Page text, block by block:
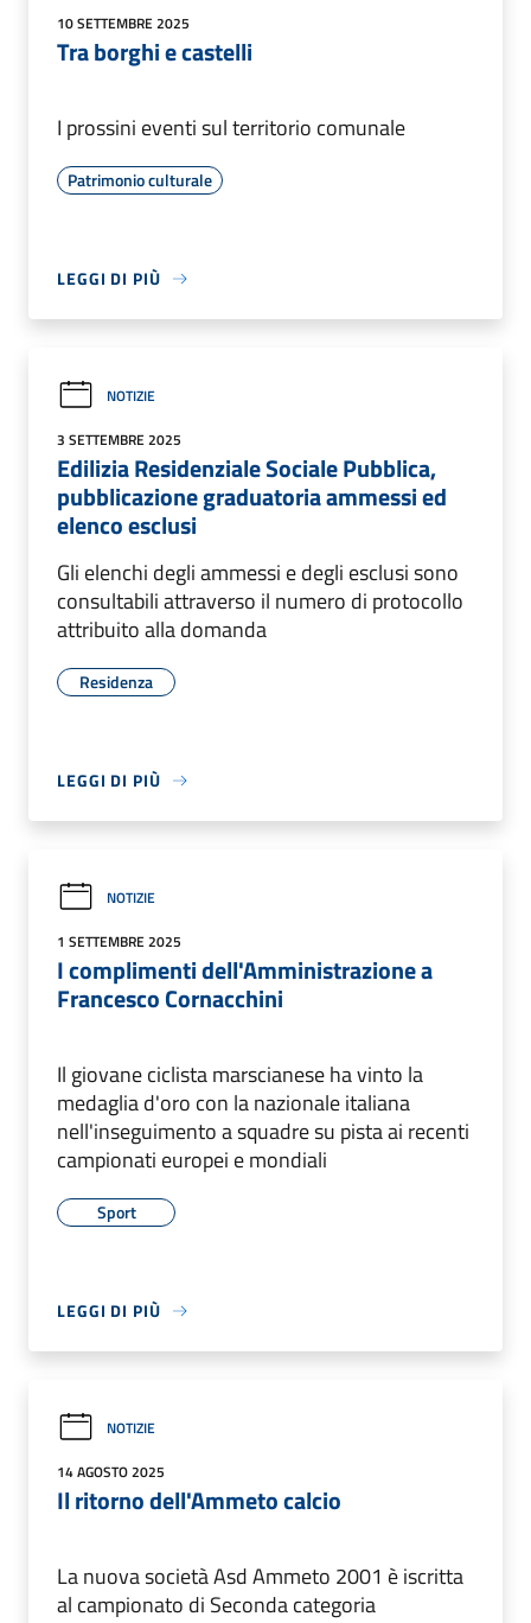
10 SETTEMBRE 2025
Tra borghi e castelli
I prossini eventi sul territorio comunale
Patrimonio culturale
LEGGI DI PIÙ
NOTIZIE
3 SETTEMBRE 2025
Edilizia Residenziale Sociale Pubblica,
pubblicazione graduatoria ammessi ed
elenco esclusi
Gli elenchi degli ammessi e degli esclusi sono
consultabili attraverso il numero di protocollo
attribuito alla domanda
Residenza
LEGGI DI PIÙ
NOTIZIE
1 SETTEMBRE 2025
I complimenti dell'Amministrazione a
Francesco Cornacchini
Il giovane ciclista marscianese ha vinto la
medaglia d'oro con la nazionale italiana
nell'inseguimento a squadre su pista ai recenti
campionati europei e mondiali
Sport
LEGGI DI PIÙ
NOTIZIE
14 AGOSTO 2025
Il ritorno dell'Ammeto calcio
La nuova società Asd Ammeto 2001 è iscritta
al campionato di Seconda categoria